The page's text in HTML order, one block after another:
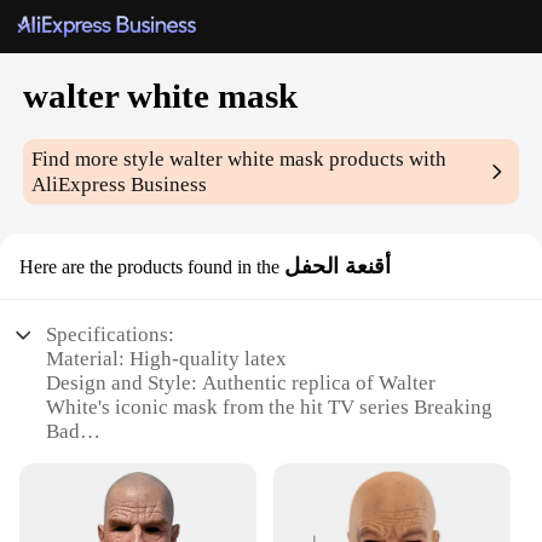
walter white mask
Find more stylewalter white mask products with
AliExpress Business
Here are the products found in the أقنعة الحفل
Specifications:
Material: High-quality latex
Design and Style: Authentic replica of Walter
White's iconic mask from the hit TV series Breaking
Bad
Halloween parties, or themed gatherings
Performance and Property: Durable and flexible,
ensuring a comfortable fit for extended wear